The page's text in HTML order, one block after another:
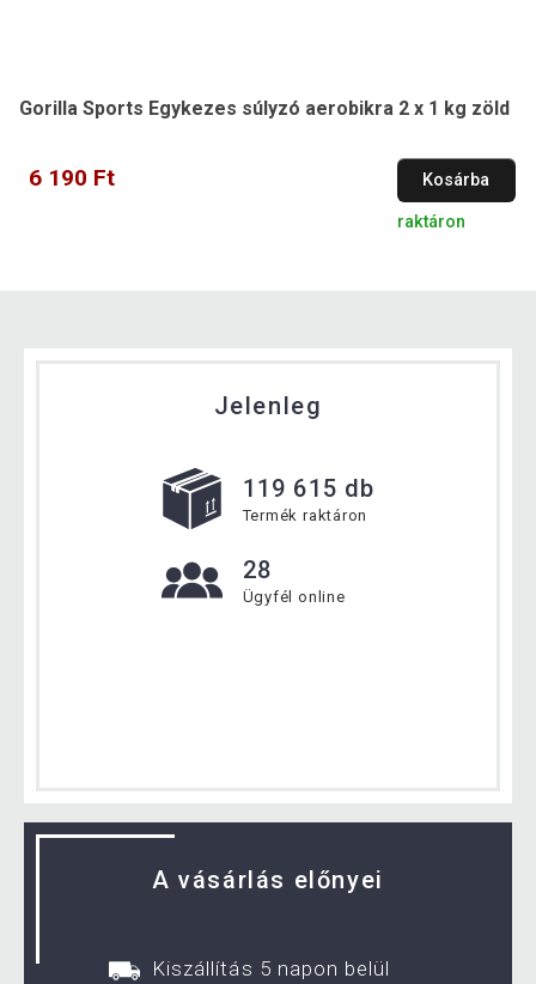
Gorilla Sports Egykezes súlyzó aerobikra 2 x 1 kg zöld
6 190 Ft Kosárba
raktáron
Jelenleg
119 615 db
Termék raktáron
28
Ügyfél online
A vásárlás előnyei
Kiszállítás 5 napon belül